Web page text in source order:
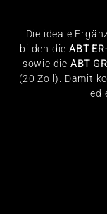
Die ideale
bilden die ABT
sowie die ABT GR
(20 Zoll). Damit